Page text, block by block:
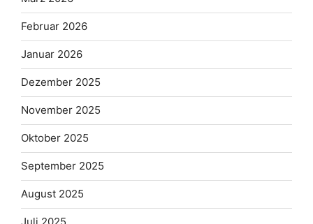
Februar 2026
Januar 2026
Dezember 2025
November 2025
Oktober 2025
September 2025
August 2025